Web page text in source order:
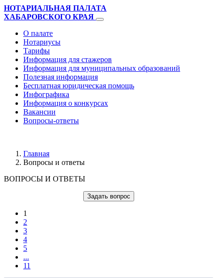
НОТАРИАЛЬНАЯ ПАЛАТА
ХАБАРОВСКОГО КРАЯ
О палате
Нотариусы
Тарифы
Информация для стажеров
Информация для муниципальных образований
Полезная информация
Бесплатная юридическая помощь
Инфографика
Информация о конкурсах
Вакансии
Вопросы-ответы
Главная
Вопросы и ответы
ВОПРОСЫ И ОТВЕТЫ
Задать вопрос
1
2
3
4
5
...
11